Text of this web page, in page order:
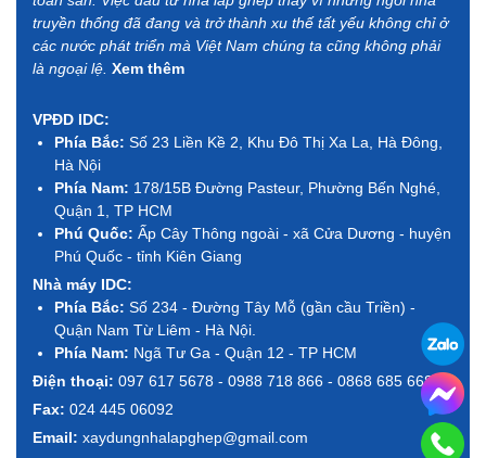
truyền thống đã đang và trở thành xu thế tất yếu không chỉ ở
các nước phát triển mà Việt Nam chúng ta cũng không phải
là ngoại lệ. Xem thêm
VPĐD IDC:
Phía Bắc: Số 23 Liền Kề 2, Khu Đô Thị Xa La, Hà Đông,
Hà Nội
Phía Nam: 178/15B Đường Pasteur, Phường Bến Nghé,
Quận 1, TP HCM
Phú Quốc: Ấp Cây Thông ngoài - xã Cửa Dương - huyện
Phú Quốc - tỉnh Kiên Giang
Nhà máy IDC:
Phía Bắc: Số 234 - Đường Tây Mỗ (gần cầu Triền) -
Quận Nam Từ Liêm - Hà Nội.
Phía Nam: Ngã Tư Ga - Quận 12 - TP HCM
Điện thoại: 097 617 5678 - 0988 718 866 - 0868 685 668
Fax: 024 445 06092
Email: xaydungnhalapghep@gmail.com